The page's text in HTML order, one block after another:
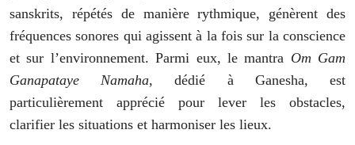
sanskrits, répétés de manière rythmique, génèrent des
fréquences sonores qui agissent à la fois sur la conscience
et sur l’environnement. Parmi eux, le mantra Om Gam
Ganapataye Namaha, dédié à Ganesha, est
particulièrement apprécié pour lever les obstacles,
clarifier les situations et harmoniser les lieux.